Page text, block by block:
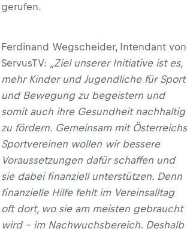
gerufen.
Ferdinand Wegscheider, Intendant von
ServusTV: „Ziel unserer Initiative ist es,
mehr Kinder und Jugendliche für Sport
und Bewegung zu begeistern und
somit auch ihre Gesundheit nachhaltig
zu fördern. Gemeinsam mit Österreichs
Sportvereinen wollen wir bessere
Voraussetzungen dafür schaffen und
sie dabei finanziell unterstützen. Denn
finanzielle Hilfe fehlt im Vereinsalltag
oft dort, wo sie am meisten gebraucht
wird – im Nachwuchsbereich. Deshalb